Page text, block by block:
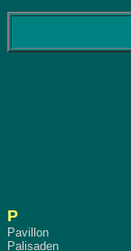
P
Pavillon
Palisaden